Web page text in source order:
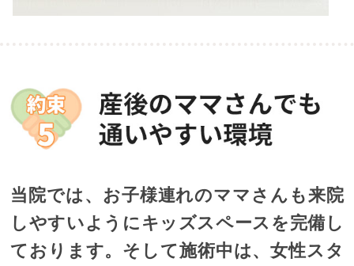
当院では、お子様連れのママさんも来院
しやすいようにキッズスペースを完備し
ております。そして施術中は、女性スタ